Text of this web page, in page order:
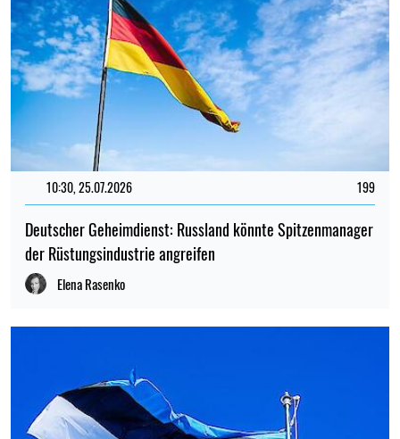
10:30, 25.07.2026 199
Deutscher Geheimdienst: Russland könnte Spitzenmanager
der Rüstungsindustrie angreifen
Elena Rasenko